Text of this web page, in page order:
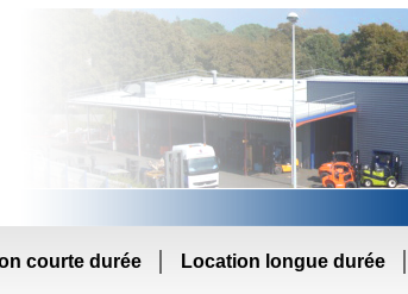
courte durée Location longue durée